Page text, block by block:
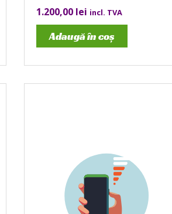
1.200,00 lei incl. TVA
Adaugă în coș